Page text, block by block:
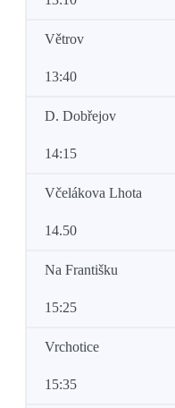
Větrov
13:40
D. Dobřejov
14:15
Včelákova Lhota
14.50
Na Františku
15:25
Vrchotice
15:35